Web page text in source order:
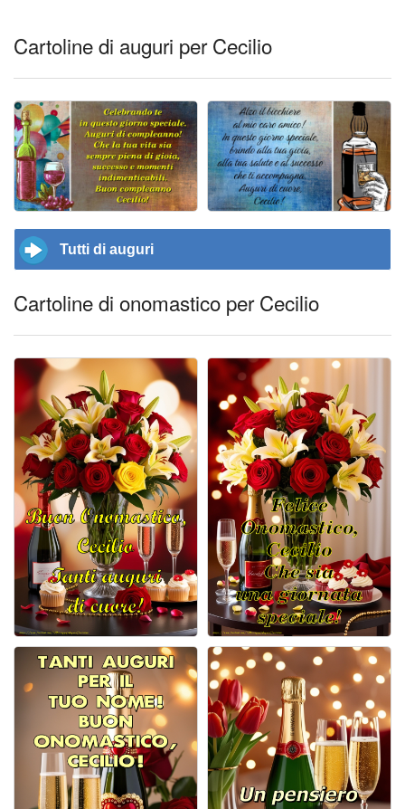
Cartoline di auguri per Cecilio
Tutti di auguri
Cartoline di onomastico per Cecilio